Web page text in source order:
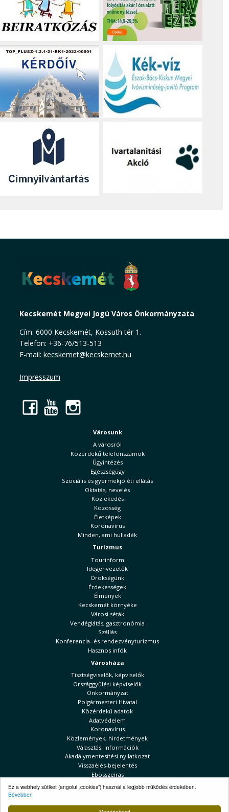
Ez a webhely sütiket (angolul „cookies”) használ a legjobb működés érdekében.
Bővebben
Kecskemét Megyei Jogú Város Önkormányzata
Cím: 6000 Kecskemét, Kossuth tér 1.
Telefon: +36-76/513-513
E-mail: kecskemet@kecskemet.hu
Impresszum
Facebook
YouTube
Városunk
A városról
Közérdekű telefonszámok
Ügyintézés
Egészségügy
Szociális és gyermekjóléti ellátás
Oktatás, nevelés
Közlekedés
Közösség
Életképek
Koronavírus
Minden, ami hulladék
Turizmus
Tourinform
Idegenvezetők
Örökségünk
Érdekességek
Élmények
Kecskemét környéke
Városi séták
Vendéglátás, gasztronómia
Szállás
Konferencia- és rendezvényturizmus
Hasznos infók
Városháza
Tisztségviselők, képviselők
Országgyűlési képviselők
Önkormányzat
Polgármesteri Hivatal
Közérdekű adatok
Adatvédelem
Koronavírus
Közlemények, hirdetmények
Választási információk
Akadálymentesítési nyilatkozat
Visszaélés-bejelentés
Ebösszeírás
Kecskeméti Hírek